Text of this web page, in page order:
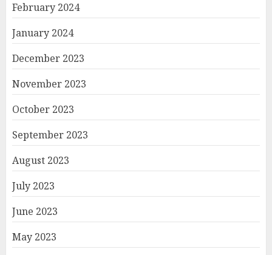
February 2024
January 2024
December 2023
November 2023
October 2023
September 2023
August 2023
July 2023
June 2023
May 2023